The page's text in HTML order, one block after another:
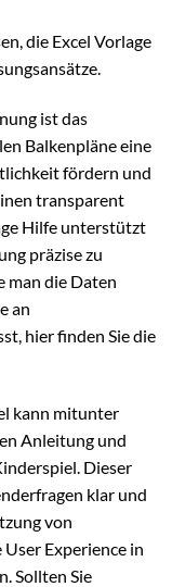
die Excel Vorlage
ist das
Balkenpläne eine
fördern und
transparent
Hilfe unterstützt
präzise zu
man die Daten
an
hier finden Sie die
kann mitunter
Anleitung und
Dieser
klar und
von
Experience in
Sollten Sie